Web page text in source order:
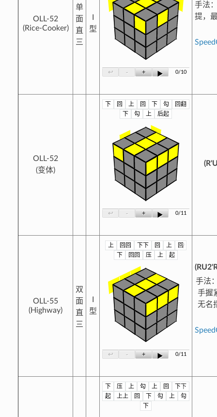
OLL-52
(Rice-Cooker)
单
面
直
三
型
↩ - + ▶ 0/10
手法
提，
OLL-52
(变体)
下 回 上 回 下 勾
回翻
下
勾 上 后起
?
↩ - + ▶ 0/11
OLL-55
(Highway)
双
面
直
三
型
上 回回 下下 回 上
回
下
回回 压 上 起
?
↩ - + ▶ 0/11
手法
手握
无名
下 压 上 勾 上 回
下下
起
上上 回 下 勾 上
勾
下
?